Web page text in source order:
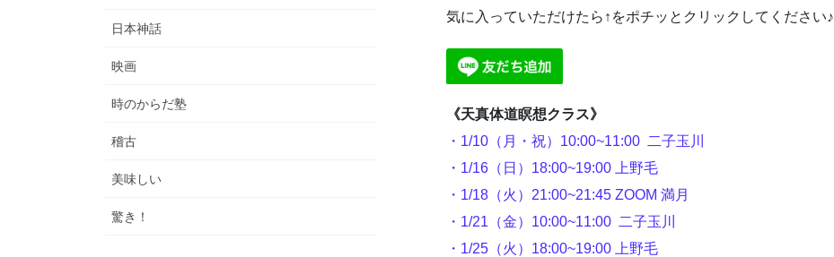
気に入っていただけたら↑をポチッとクリックしてください♪
《天真体道瞑想クラス》
・1/10（月・祝）10:00~11:00 二子玉川
・1/16（日）18:00~19:00 上野毛
・1/18（火）21:00~21:45 ZOOM 満月
・1/21（金）10:00~11:00 二子玉川
・1/25（火）18:00~19:00 上野毛
日本神話
映画
時のからだ塾
稽古
美味しい
驚き！